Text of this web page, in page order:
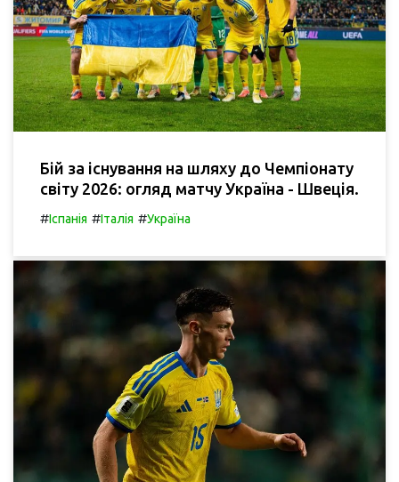
Бій за існування на шляху до Чемпіонату
світу 2026: огляд матчу Україна - Швеція.
#Іспанія #Італія #Україна